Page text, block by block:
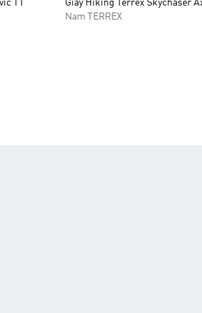
TT
Giày Hiking Terrex Skychaser
Nam TERREX